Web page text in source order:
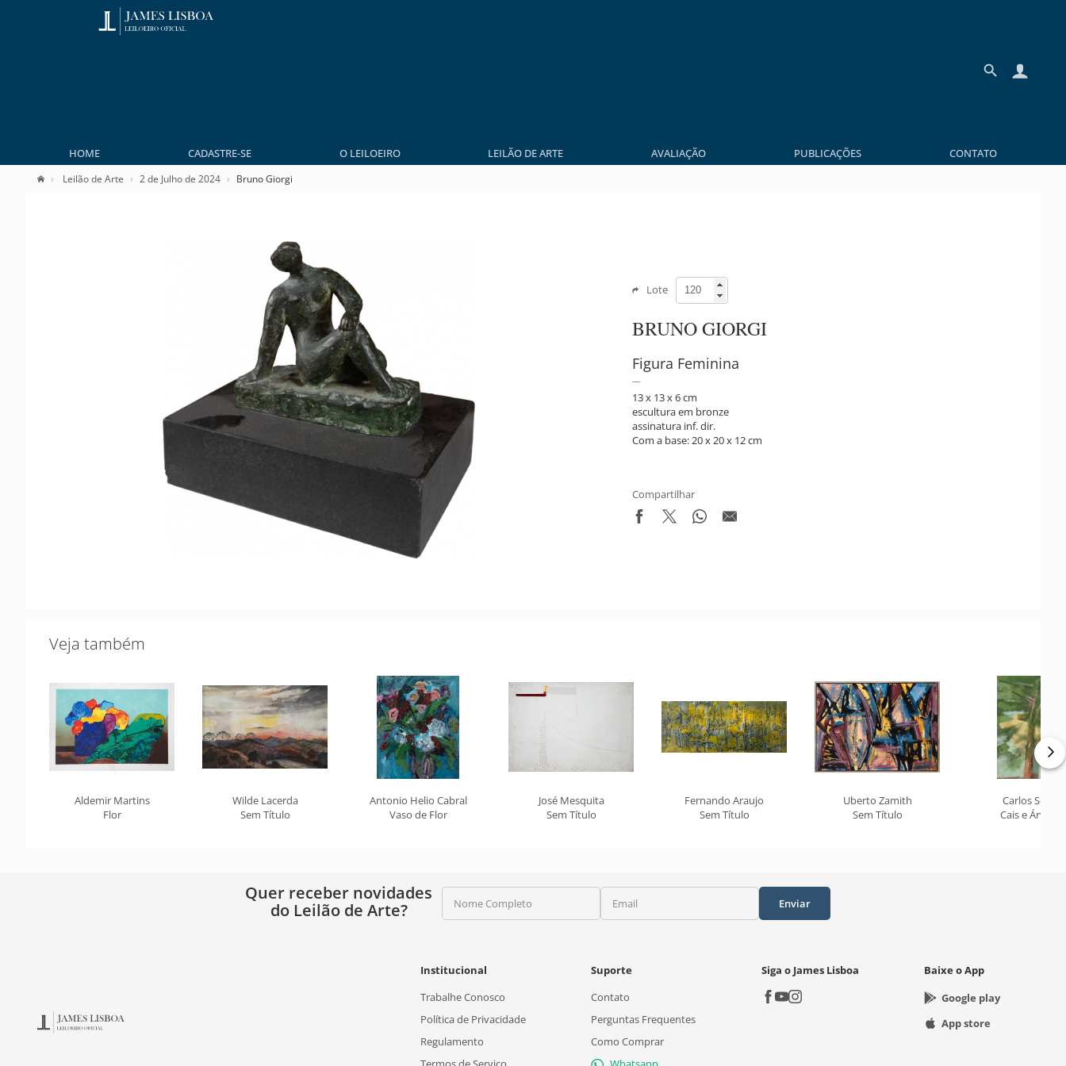
HOME CADASTRE-SE O LEILOEIRO LEILÃO DE ARTE AVALIAÇÃO PUBLICAÇÕES CONTATO
Leilão de Arte 2 de Julho de 2024 Bruno Giorgi
Lote
BRUNO GIORGI
Figura Feminina
13 x 13 x 6 cm
escultura em bronze
assinatura inf. dir.
Com a base: 20 x 20 x 12 cm
Compartilhar
Veja também
Aldemir Martins
Flor
Wilde Lacerda
Sem Título
Antonio Helio Cabral
Vaso de Flor
José Mesquita
Sem Título
Fernando Araujo
Sem Título
Uberto Zamith
Sem Título
Carlos Scliar
Cais e Árvore
Quer receber novidades
do Leilão de Arte?
Nome Completo Email Enviar
Institucional
Trabalhe Conosco
Política de Privacidade
Regulamento
Suporte
Contato
Perguntas Frequentes
Como Comprar
Siga o James Lisboa
Baixe o App
Google play
App store